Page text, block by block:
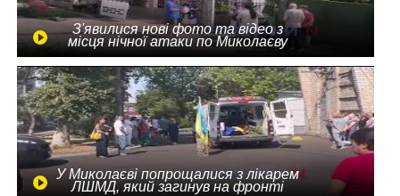
З'явилися нові фото та відео з
місця нічної атаки по Миколаєву
У Миколаєві попрощалися з лікарем
ЛШМД, який загинув на фронті